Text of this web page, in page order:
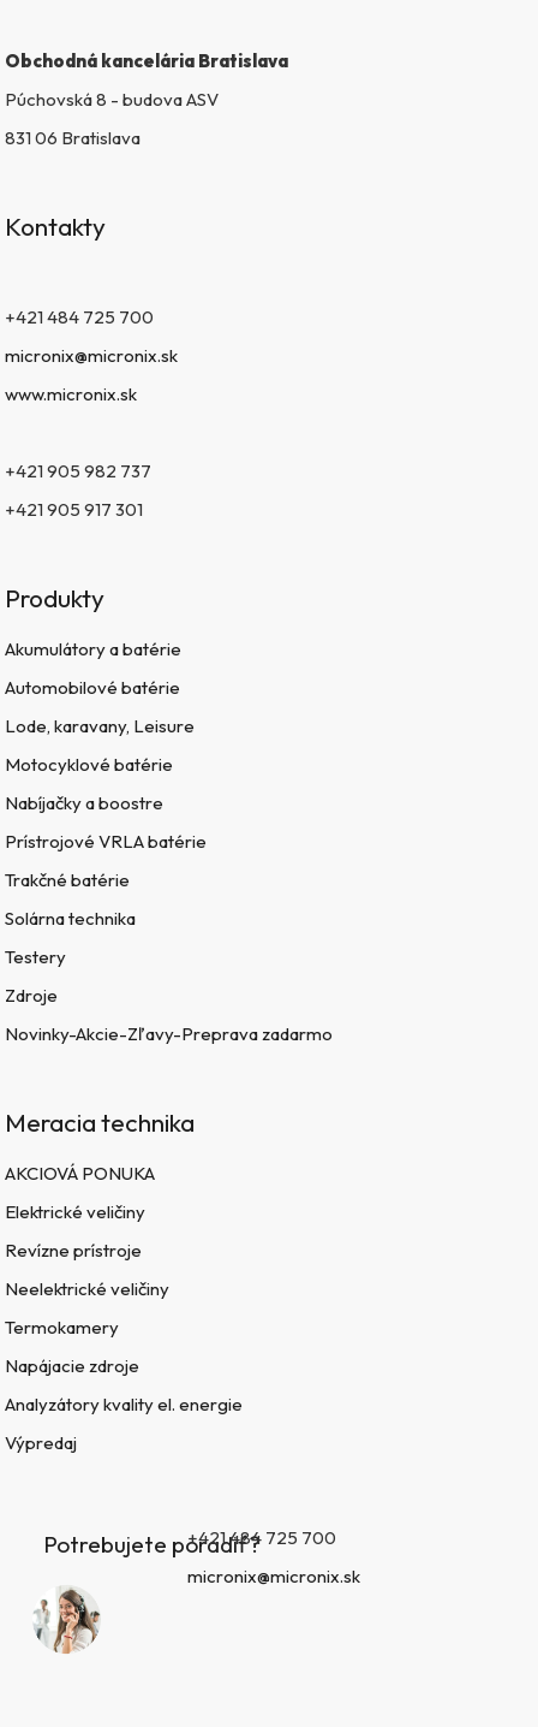
Obchodná kancelária Bratislava
Púchovská 8 - budova ASV
831 06 Bratislava
Kontakty
+421 484 725 700
micronix@micronix.sk
www.micronix.sk
+421 905 982 737
+421 905 917 301
Produkty
Akumulátory a batérie
Automobilové batérie
Lode, karavany, Leisure
Motocyklové batérie
Nabíjačky a boostre
Prístrojové VRLA batérie
Trakčné batérie
Solárna technika
Testery
Zdroje
Novinky-Akcie-Zľavy-Preprava zadarmo
Meracia technika
AKCIOVÁ PONUKA
Elektrické veličiny
Revízne prístroje
Neelektrické veličiny
Termokamery
Napájacie zdroje
Analyzátory kvality el. energie
Výpredaj
Potrebujete poradiť?+421 484 725 700
micronix@micronix.sk